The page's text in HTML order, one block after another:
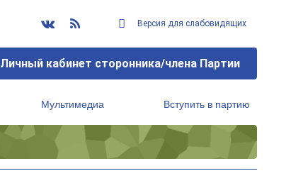
Версия для слабовидящих
Личный кабинет сторонника/члена Партии
Мультимедиа Вступить в партию